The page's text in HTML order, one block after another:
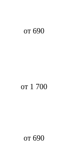
от 690
от 1 700
от 690